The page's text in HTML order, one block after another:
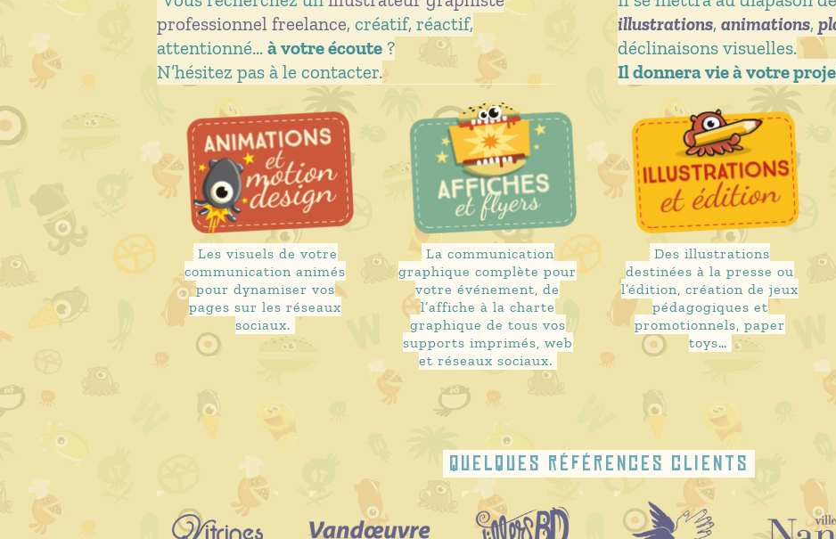
professionnel freelance, créatif, réactif,
attentionné… à votre écoute?
N’hésitez pas à le contacter.
illustrations, animations,
déclinaisons visuelles.
Il donnera vie à votre
Les visuels de votre
communication animés
pour dynamiser vos
pages sur les réseaux
sociaux.
La communication
graphique complète pour
votre événement, de
l’affiche à la charte
graphique de tous vos
supports imprimés, web
et réseaux sociaux.
Des illustrations
destinées à la presse ou
l’édition, création de jeux
pédagogiques et
promotionnels, paper
toys…
Quelques références clients